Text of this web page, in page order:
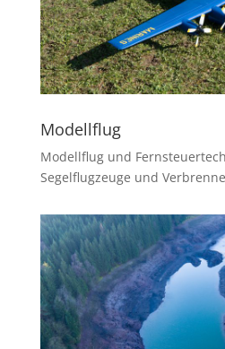
Modellflug
Modellflug und
Segelflugzeuge und